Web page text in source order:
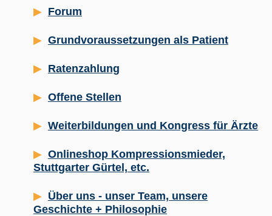
Forum
Grundvoraussetzungen als Patient
Ratenzahlung
Offene Stellen
Weiterbildungen und Kongress für Ärzte
Onlineshop Kompressionsmieder,
Stuttgarter Gürtel, etc.
Über uns - unser Team, unsere
Geschichte + Philosophie